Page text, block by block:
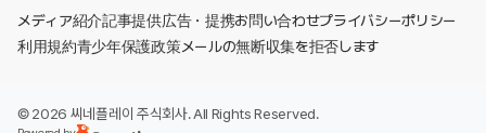
メディア紹介記事提供広告・提携お問い合わせプライバシーポリシー
利用規約青少年保護政策メールの無断収集を拒否します
© 2026 씨네플레이 주식회사. All Rights Reserved.